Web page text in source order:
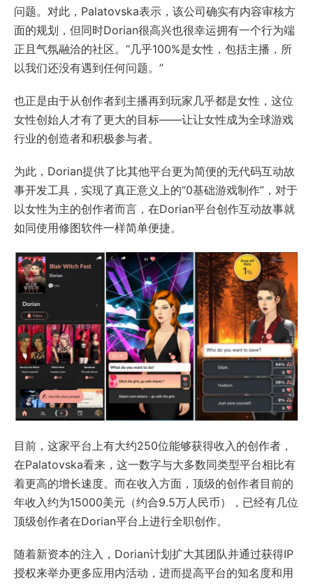
问题。对此，Palatovska表示，该公司确实有内容审核方
面的规划，但同时Dorian很高兴也很幸运拥有一个行为端
正且气氛融洽的社区。“几乎100%是女性，包括主播，所
以我们还没有遇到任何问题。”
也正是由于从创作者到主播再到玩家几乎都是女性，这位
女性创始人才有了更大的目标——让让女性成为全球游戏
行业的创造者和积极参与者。
为此，Dorian提供了比其他平台更为简便的无代码互动故
事开发工具，实现了真正意义上的“0基础游戏制作”，对于
以女性为主的创作者而言，在Dorian平台创作互动故事就
如同使用修图软件一样简单便捷。
目前，这家平台上有大约250位能够获得收入的创作者，
在Palatovska看来，这一数字与大多数同类型平台相比有
着更高的增长速度。而在收入方面，顶级的创作者目前的
年收入约为15000美元（约合9.5万人民币），已经有几位
顶级创作者在Dorian平台上进行全职创作。
随着新资本的注入，Dorian计划扩大其团队并通过获得IP
授权来举办更多应用内活动，进而提高平台的知名度和用